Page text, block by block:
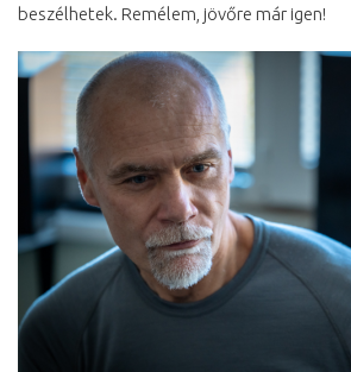
beszélhetek. Remélem, jövőre már igen!